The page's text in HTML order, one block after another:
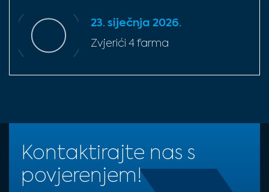
23. siječnja 2026.
Zvjerići 4 farma
Kontaktirajte nas s
povjerenjem!